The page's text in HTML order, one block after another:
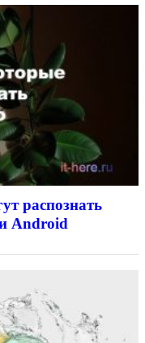
распознать
Android